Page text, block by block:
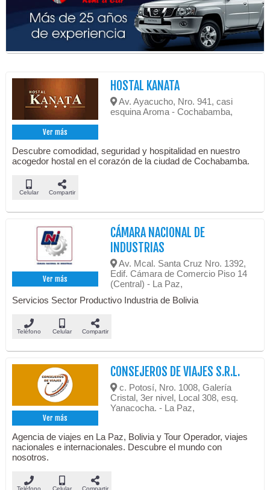
Ver más
HOSTAL KANATA
Av. Ayacucho, Nro. 941, casi
esquina Aroma - Cochabamba,
Descubre comodidad, seguridad y hospitalidad en nuestro
acogedor hostal en el corazón de la ciudad de Cochabamba.
Celular Compartir
Ver más
CÁMARA NACIONAL DE
INDUSTRIAS
Av. Mcal. Santa Cruz Nro. 1392,
Edif. Cámara de Comercio Piso 14
(Central) - La Paz,
Servicios Sector Productivo Industria de Bolivia
Teléfono Celular Compartir
Ver más
CONSEJEROS DE VIAJES S.R.L.
c. Potosí, Nro. 1008, Galería
Cristal, 3er nivel, Local 308, esq.
Yanacocha. - La Paz,
Agencia de viajes en La Paz, Bolivia y Tour Operador, viajes
nacionales e internacionales. Descubre el mundo con
nosotros.
Teléfono Celular Compartir